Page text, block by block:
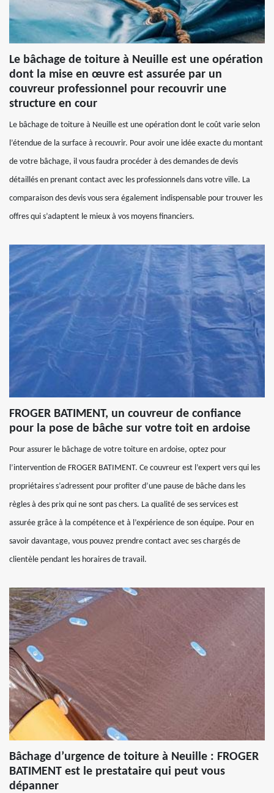
Le bâchage de toiture à Neuille est une opération
dont la mise en œuvre est assurée par un
couvreur professionnel pour recouvrir une
structure en cour
Le bâchage de toiture à Neuille est une opération dont le coût varie selon
l’étendue de la surface à recouvrir. Pour avoir une idée exacte du montant
de votre bâchage, il vous faudra procéder à des demandes de devis
détaillés en prenant contact avec les professionnels dans votre ville. La
comparaison des devis vous sera également indispensable pour trouver les
offres qui s’adaptent le mieux à vos moyens financiers.
FROGER BATIMENT, un couvreur de confiance
pour la pose de bâche sur votre toit en ardoise
Pour assurer le bâchage de votre toiture en ardoise, optez pour
l’intervention de FROGER BATIMENT. Ce couvreur est l’expert vers qui les
propriétaires s’adressent pour profiter d’une pause de bâche dans les
règles à des prix qui ne sont pas chers. La qualité de ses services est
assurée grâce à la compétence et à l’expérience de son équipe. Pour en
savoir davantage, vous pouvez prendre contact avec ses chargés de
clientèle pendant les horaires de travail.
Bâchage d’urgence de toiture à Neuille : FROGER
BATIMENT est le prestataire qui peut vous
dépanner